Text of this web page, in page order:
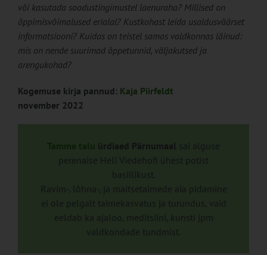
või kasutada soodustingimustel laenuraha? Millised on
õppimisvõimalused erialal? Kustkohast leida usaldusväärset
informatsiooni? Kuidas on teistel samas valdkonnas läinud:
mis on nende suurimad õppetunnid, väljakutsed ja
arengukohad?
Kogemuse kirja pannud: Kaja Piirfeldt
november 2022
ürdiaed Pärnumaal sai alguse
perenaise Heli Viedehofi ühest potist
basiilikust.
Ravim-, lõhna-, ja maitsetaimede aia pidamine
ei ole pelgalt taimekasvatus ja turundus, vaid
eeldab ka ajaloo, meditsiini, kunsti jpm
valdkondade tundmist.